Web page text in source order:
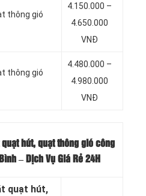
thông gió
4.150.000 –
4.650.000
VNĐ
thông gió
4.480.000 –
4.980.000
VNĐ
hút, quạt thông gió công
– Dịch Vụ Giá Rẻ 24H
quạt hút,